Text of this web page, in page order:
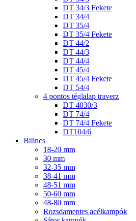
DT 34/3 Fekete
DT 34/4
DT 35/4
DT 35/4 Fekete
DT 44/2
DT 44/3
DT 44/4
DT 45/4
DT 45/4 Fekete
DT 54/4
4 pontos téglalap traverz
DT 4030/3
DT 74/4
DT 74/4 Fekete
DT104/6
Bilincs
18-20 mm
30 mm
32-35 mm
38-41 mm
48-51 mm
50-60 mm
48-80 mm
Rozsdamentes acélkampók